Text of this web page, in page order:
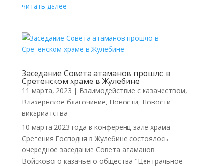
читать далее
Заседание Совета атаманов прошло в
Сретенском храме в Жулебине
11 марта, 2023 | Взаимодействие с казачеством,
Влахернское благочиние, Новости, Новости
викариатства
10 марта 2023 года в конференц-зале храма
Сретения Господня в Жулебине состоялось
очередное заседание Совета атаманов
Войскового казачьего общества "Центральное